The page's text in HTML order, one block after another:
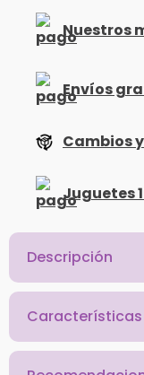
Nuestros
Envíos
Cambios
Juguetes
Descripción
Características